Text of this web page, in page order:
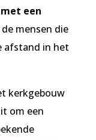
een
mensen die
afstand in het
kerkgebouw
om een